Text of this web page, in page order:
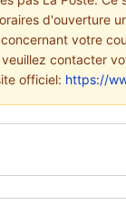
d'ouverture
votre
contacter
officiel: https://